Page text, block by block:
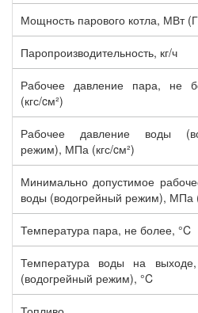
Мощность парового котла, МВт
Паропроизводительность, кг/ч
Рабочее давление пара, не
(кгс/cм²)
Рабочее давление воды
режим), МПа (кгс/cм²)
Минимально допустимое
воды (водогрейный режим), МПа
Температура пара, не более, °C
Температура воды на
(водогрейный режим), °C